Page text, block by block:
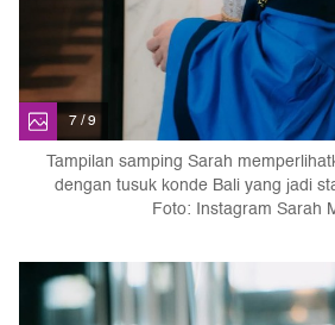
7 / 9
Tampilan samping Sarah
dengan tusuk konde Bali yang jadi
Foto: Instagram Sarah